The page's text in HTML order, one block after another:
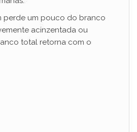
perde um pouco do branco
acinzentada ou
total retorna com o